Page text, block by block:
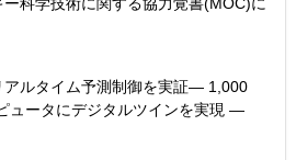
アルタイム予測制御を実証― 1,000
ュータにデジタルツインを実現 ―